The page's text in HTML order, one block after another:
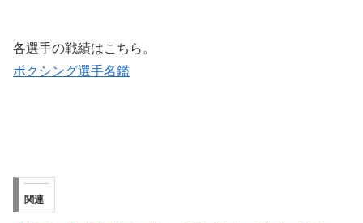
各選手の戦績はこちら。
ボクシング選手名鑑
関連